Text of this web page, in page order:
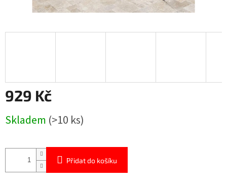
929 Kč
cena:
Skladem (>10 ks)
Přidat do košíku